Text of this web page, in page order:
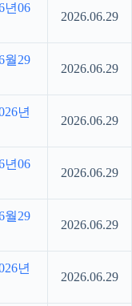
년06
2026.06.29
월29
2026.06.29
년
2026.06.29
년06
2026.06.29
월29
2026.06.29
년
2026.06.29